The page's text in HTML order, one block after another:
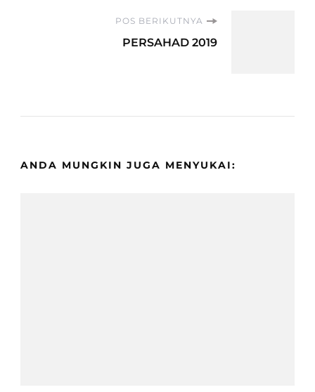
POS BERIKUTNYA
PERSAHAD 2019
ANDA MUNGKIN JUGA MENYUKAI: